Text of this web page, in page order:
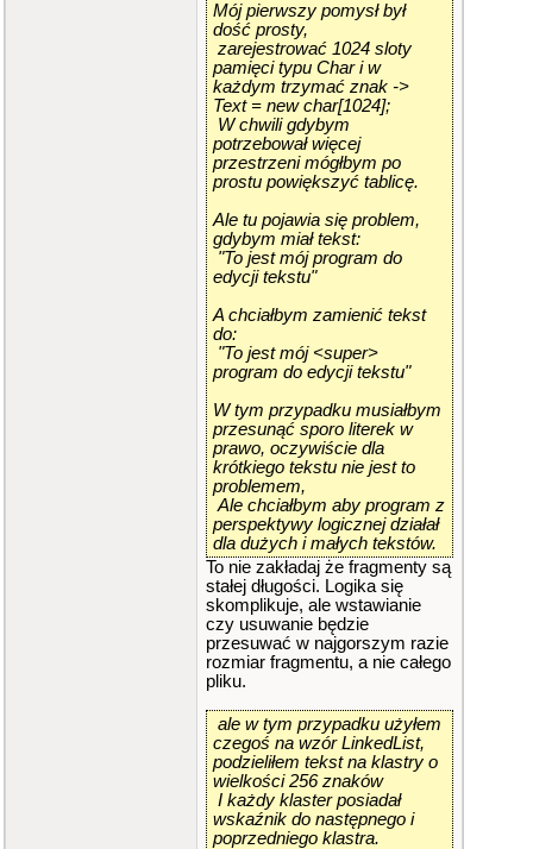
Mój pierwszy pomysł był
dość prosty,
zarejestrować 1024 sloty
pamięci typu Char i w
każdym trzymać znak ->
Text = new char[1024];
W chwili gdybym
potrzebował więcej
przestrzeni mógłbym po
prostu powiększyć tablicę.
Ale tu pojawia się problem,
gdybym miał tekst:
"To jest mój program do
edycji tekstu"
A chciałbym zamienić tekst
do:
"To jest mój <super>
program do edycji tekstu"
W tym przypadku musiałbym
przesunąć sporo literek w
prawo, oczywiście dla
krótkiego tekstu nie jest to
problemem,
Ale chciałbym aby program z
perspektywy logicznej działał
dla dużych i małych tekstów.
To nie zakładaj że fragmenty są
stałej długości. Logika się
skomplikuje, ale wstawianie
czy usuwanie będzie
przesuwać w najgorszym razie
rozmiar fragmentu, a nie całego
pliku.
ale w tym przypadku użyłem
czegoś na wzór LinkedList,
podzieliłem tekst na klastry o
wielkości 256 znaków
I każdy klaster posiadał
wskaźnik do następnego i
poprzedniego klastra.